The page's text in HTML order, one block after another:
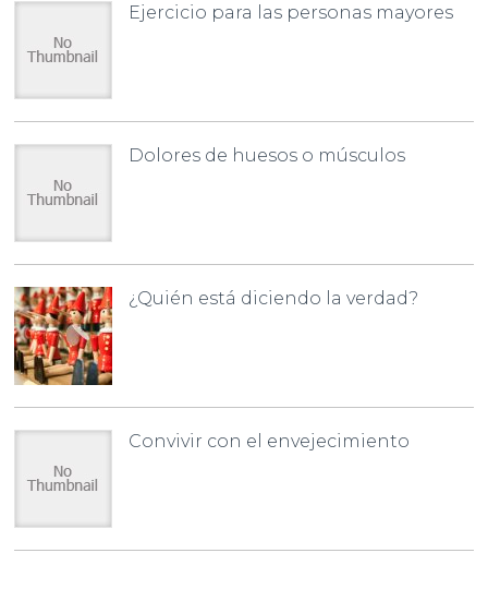
Ejercicio para las personas mayores
Dolores de huesos o músculos
¿Quién está diciendo la verdad?
Convivir con el envejecimiento